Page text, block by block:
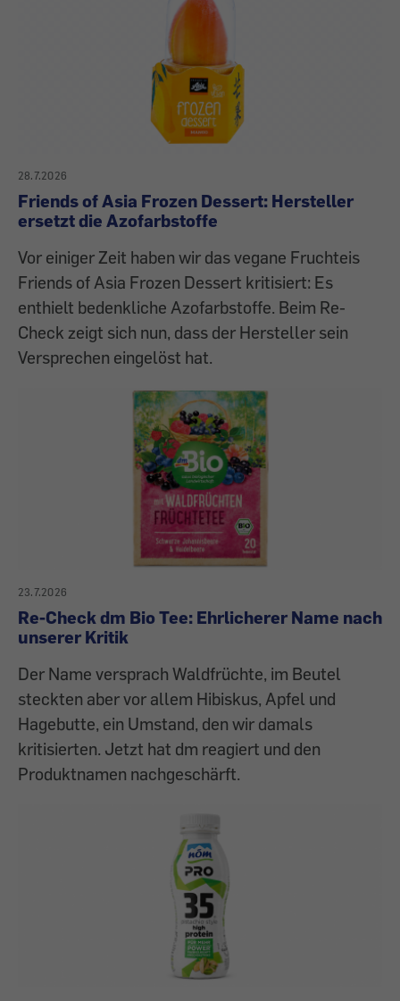
28.7.2026
Friends of Asia Frozen Dessert: Hersteller
ersetzt die Azofarbstoffe
Vor einiger Zeit haben wir das vegane Fruchteis
Friends of Asia Frozen Dessert kritisiert: Es
enthielt bedenkliche Azofarbstoffe. Beim Re-
Check zeigt sich nun, dass der Hersteller sein
Versprechen eingelöst hat.
23.7.2026
Re-Check dm Bio Tee: Ehrlicherer Name nach
unserer Kritik
Der Name versprach Waldfrüchte, im Beutel
steckten aber vor allem Hibiskus, Apfel und
Hagebutte, ein Umstand, den wir damals
kritisierten. Jetzt hat dm reagiert und den
Produktnamen nachgeschärft.